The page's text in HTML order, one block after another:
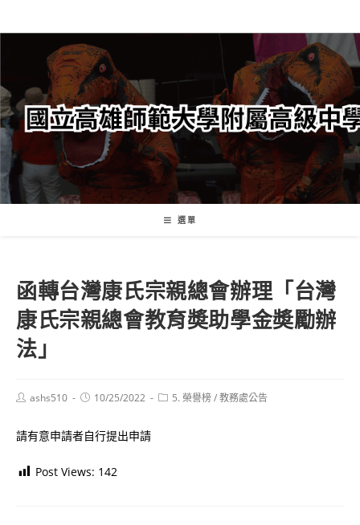
轉
要
內
容
選單
函轉台灣康氏宗親總會辦理「台灣
康氏宗親總會教育奬助學金奬勵辦
法」
Postashs510
Post10/25/2022
Post5. 榮譽榜/教務處公告
請有意申請者自行提出申請
Post Views: 142